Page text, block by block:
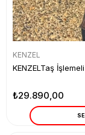
KENZEL
KENZELTaş
₺29.890,00